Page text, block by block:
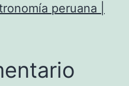
peruana |